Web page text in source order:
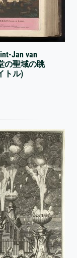
Jan van
の聖域の眺
トル)